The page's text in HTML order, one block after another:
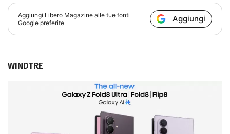
Aggiungi Libero Magazine alle tue fonti
Google preferite
Aggiungi
WINDTRE